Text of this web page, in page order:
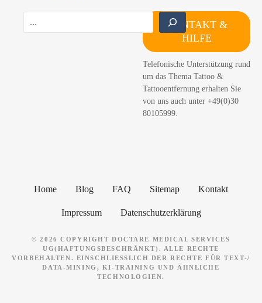
KONTAKT &
HILFE
Telefonische Unterstützung rund
um das Thema Tattoo &
Tattooentfernung erhalten Sie
von uns auch unter +49(0)30
80105999.
Home Blog FAQ Sitemap Kontakt
Impressum Datenschutzerklärung
© 2026 COPYRIGHT DOCTARE MEDICAL SERVICES
UG(HAFTUNGSBESCHRÄNKT). ALLE RECHTE
VORBEHALTEN. EINSCHLIESSLICH DER RECHTE FÜR TEXT-/ D
ATA-MINING, KI-TRAINING UND ÄHNLICHE T
ECHNOLOGIEN.